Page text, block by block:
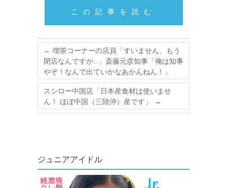
この記事を読む
← 喫茶コーナーの店員「すいません、もう
閉店なんですが…」斎藤元彦知事「俺は知事
やぞ！なんで出ていかなあかんねん！」
スシロー中国店「日本産食材は使いませ
ん！ ほぼ中国（三陸沖）産です」
→
ジュニアアイドル